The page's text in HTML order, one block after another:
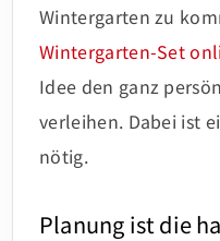
Wintergarten zu
Wintergarten-Set
Idee den ganz
verleihen. Dabei ist
nötig.
Planung ist die